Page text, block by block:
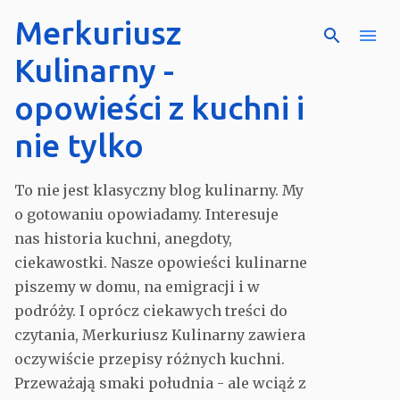
Merkuriusz
Kulinarny -
opowieści z kuchni i
nie tylko
To nie jest klasyczny blog kulinarny. My
o gotowaniu opowiadamy. Interesuje
nas historia kuchni, anegdoty,
ciekawostki. Nasze opowieści kulinarne
piszemy w domu, na emigracji i w
podróży. I oprócz ciekawych treści do
czytania, Merkuriusz Kulinarny zawiera
oczywiście przepisy różnych kuchni.
Przeważają smaki południa - ale wciąż z